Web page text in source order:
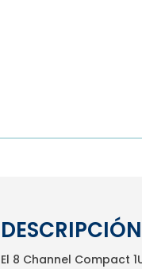
DESCRIPCIÓN
El 8 Channel Compact